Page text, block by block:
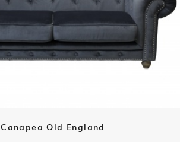
Canapea Old England